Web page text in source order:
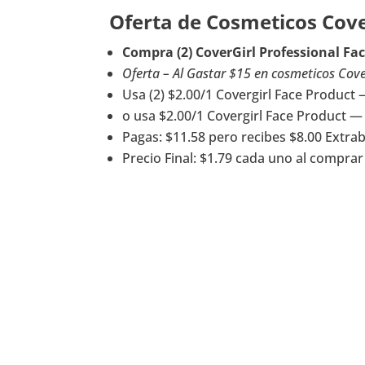
Oferta de Cosmeticos
Compra (2) CoverGirl Professional
Oferta – Al Gastar $15 en cosmeticos
Usa (2) $2.00/1 Covergirl Face
o usa $2.00/1 Covergirl Face Product
Pagas: $11.58 pero recibes $8.00
Precio Final: $1.79 cada uno al